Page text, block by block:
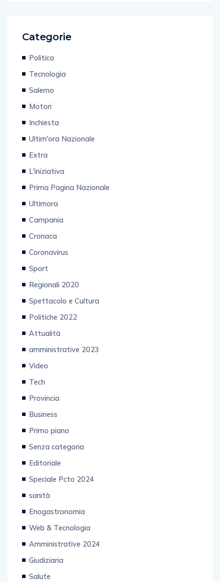
Categorie
Politica
Tecnologia
Salerno
Motori
Inchiesta
Ultim'ora Nazionale
Extra
L'iniziativa
Prima Pagina Nazionale
Ultimora
Campania
Cronaca
Coronavirus
Sport
Regionali 2020
Spettacolo e Cultura
Politiche 2022
Attualità
amministrative 2023
Video
Tech
Provincia
Business
Primo piano
Senza categoria
Editoriale
Speciale Pcto 2024
sanità
Enogastronomia
Web & Tecnologia
Amministrative 2024
Giudiziaria
Salute